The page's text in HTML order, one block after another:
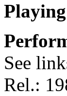
See
Rel.: